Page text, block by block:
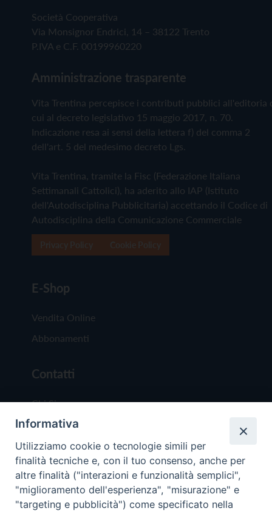
Società Cooperativa
Via Monsignor Endrici, 14 – 38122 Trento
P.IVA e C.F. 00199960220
Amministrazione trasparente
Vita Trentina percepisce i contributi pubblici all'editoria
cui al decreto legislativo 15 maggio 2017, n. 70.
Indicazione resa ai sensi della lettera f) del comma 2
dell'art. 5 del medesimo decreto Lgs.
Vita Trentina, tramite la Fisc (Federazione Italiana
Settimanali Cattolici), ha aderito allo IAP (Istituto
dell'Autodisciplina Pubblicitaria) accettando il Codice di
Autodisciplina della Comunicazione Commerciale
E-Shop
Vendita Online
Abbonamenti
Contatti
Chi Siamo
Redazione
Scrivici
Informativa
Utilizziamo cookie o tecnologie simili per
finalità tecniche e, con il tuo consenso, anche per
altre finalità ("interazioni e funzionalità semplici",
"miglioramento dell'esperienza", "misurazione" e
"targeting e pubblicità") come specificato nella